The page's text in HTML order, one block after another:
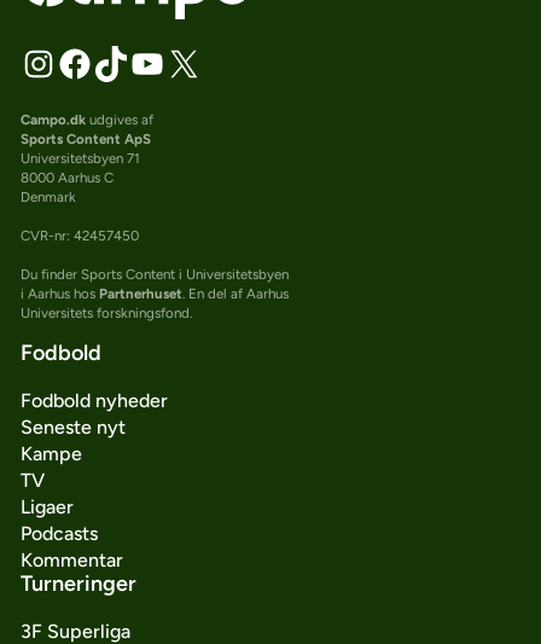
Campo.dkudgives af
Sports Content ApS
Universitetsbyen 71
8000 Aarhus C
Denmark
CVR-nr: 42457450
Du finder Sports Content i Universitetsbyen
i Aarhus hos Partnerhuset. En del af Aarhus
Universitets forskningsfond.
Fodbold
Fodbold nyheder
Seneste nyt
Kampe
TV
Ligaer
Podcasts
Kommentar
Turneringer
3F Superliga